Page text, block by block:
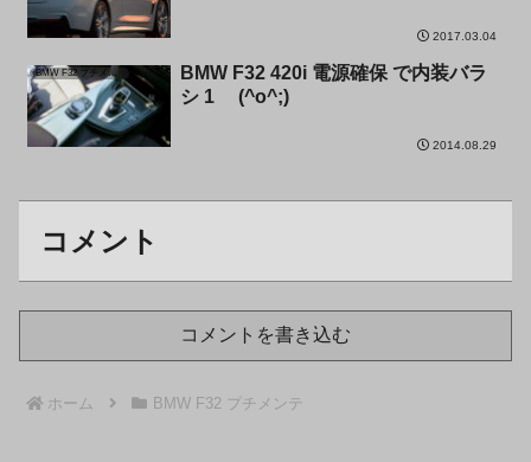
2017.03.04
BMW F32 プチメンテ
BMW F32 420i 電源確保 で内装バラ
シ 1 (^o^;)
2014.08.29
コメント
コメントを書き込む
ホーム BMW F32 プチメンテ